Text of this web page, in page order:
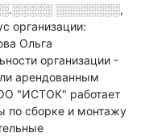
░░░░░░░░,
организации:
Ольга
организации -
арендованным
"ИСТОК" работает
по сборке и монтажу